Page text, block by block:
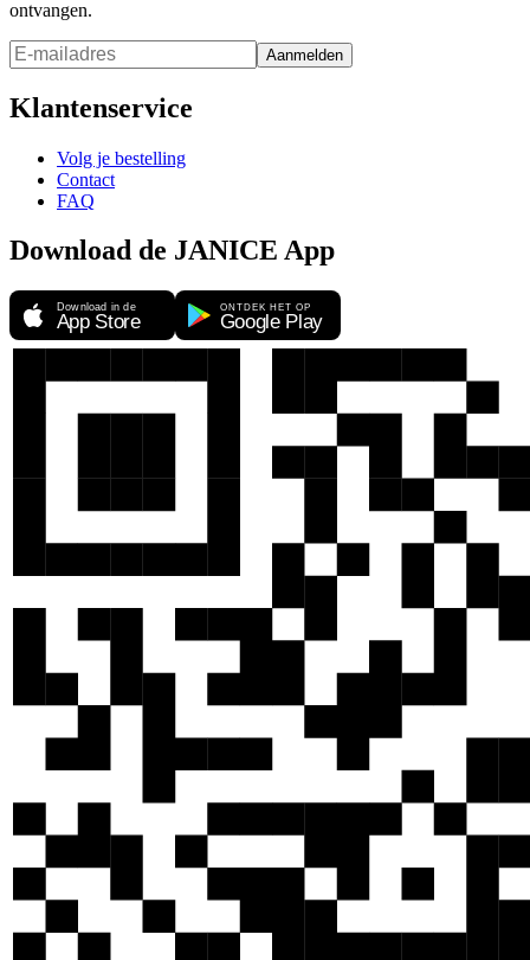
ontvangen.
Aanmelden
Klantenservice
Volg je bestelling
Contact
FAQ
Download de JANICE App